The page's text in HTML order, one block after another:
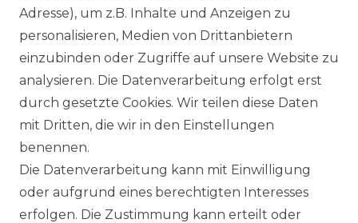
Ähnlicher Artikel
Artikelpaket :
UVP 49,99 €
ab 47,99 € *
Adresse), um z.B. Inhalte und Anzeigen zu
personalisieren, Medien von Drittanbietern
einzubinden oder Zugriffe auf unsere Website zu
analysieren. Die Datenverarbeitung erfolgt erst
durch gesetzte Cookies. Wir teilen diese Daten
mit Dritten, die wir in den Einstellungen
benennen.
Die Datenverarbeitung kann mit Einwilligung
oder aufgrund eines berechtigten Interesses
erfolgen. Die Zustimmung kann erteilt oder